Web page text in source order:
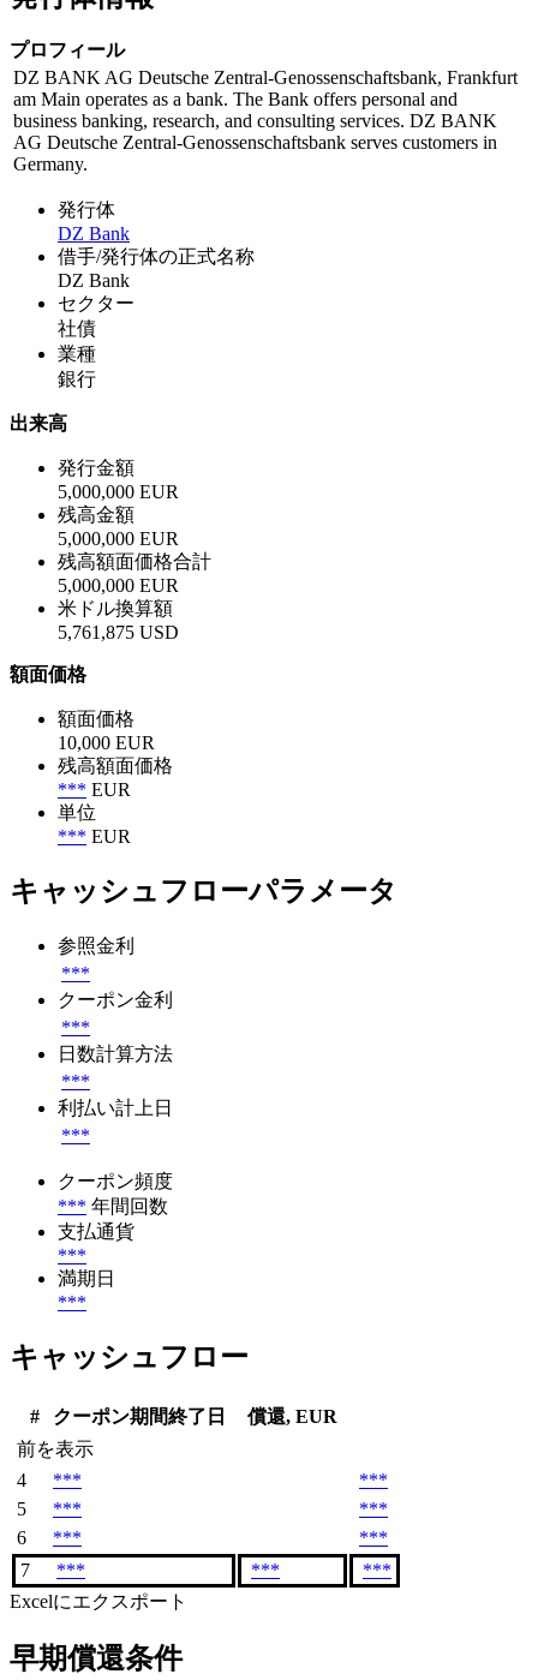
プロフィール
DZ BANK AG Deutsche Zentral-Genossenschaftsbank, Frankfurt
am Main operates as a bank. The Bank offers personal and
business banking, research, and consulting services. DZ BANK
AG Deutsche Zentral-Genossenschaftsbank serves customers in
Germany.
発行体
DZ Bank
借手/発行体の正式名称
DZ Bank
セクター
社債
業種
銀行
出来高
発行金額
5,000,000 EUR
残高金額
5,000,000 EUR
残高額面価格合計
5,000,000 EUR
米ドル換算額
5,761,875 USD
額面価格
額面価格
10,000 EUR
残高額面価格
*** EUR
単位
*** EUR
キャッシュフローパラメータ
参照金利
***
クーポン金利
***
日数計算方法
***
利払い計上日
***
クーポン頻度
*** 年間回数
支払通貨
***
満期日
***
キャッシュフロー
# クーポン期間終了日
償還, EUR
前を表示
4
***
***
5
***
***
6
***
***
7
*** ***
***
Excelにエクスポート
早期償還条件